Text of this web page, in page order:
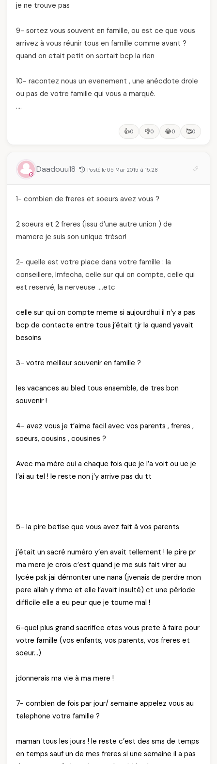
je ne trouve pas
9- sortez vous souvent en famille, ou est ce que vous
arrivez à vous réunir tous en famille comme avant ?
quand on etait petit on sortait bcp la rien
10- racontez nous un evenement , une anécdote drole
ou pas de votre famille qui vous a marqué.
….
👍0 👎0 😂0 🥰0
Daadouu18 Posté le 05 Mar 2015 à 15:28
1- combien de freres et soeurs avez vous ?
2 soeurs et 2 freres (issu d’une autre union ) de
mamere je suis son unique trésor!
2- quelle est votre place dans votre famille : la
conseillere, lmfecha, celle sur qui on compte, celle qui
est reservé, la nerveuse ….etc
celle sur qui on compte meme si aujourdhui il n’y a pas
bcp de contacte entre tous j’était tjr la quand yavait
besoins
3- votre meilleur souvenir en famille ?
les vacances au bled tous ensemble, de tres bon
souvenir !
4- avez vous je t’aime facil avec vos parents , freres ,
soeurs, cousins , cousines ?
Avec ma mère oui a chaque fois que je l’a voit ou ue je
l’ai au tel ! le reste non j’y arrive pas du tt
5- la pire betise que vous avez fait à vos parents
j’était un sacré numéro y’en avait tellement ! le pire pr
ma mere je crois c’est quand je me suis fait virer au
lycée psk jai démonter une nana (jvenais de perdre mon
pere allah y rhmo et elle l’avait insulté) ct une période
difficile elle a eu peur que je tourne mal !
6-quel plus grand sacrifice etes vous prete à faire pour
votre famille (vos enfants, vos parents, vos freres et
soeur…)
jdonnerais ma vie à ma mere !
7- combien de fois par jour/ semaine appelez vous au
telephone votre famille ?
maman tous les jours ! le reste c’est des sms de temps
en temps sauf un de mes freres si une semaine il a pas